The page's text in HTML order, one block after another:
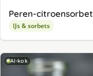
Peren-citroensorbet
IJs & sorbets
AI-kok